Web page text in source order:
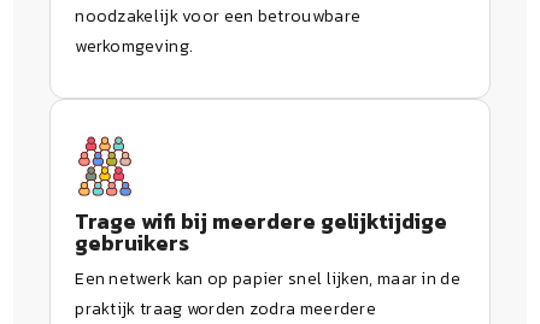
noodzakelijk voor een betrouwbare
werkomgeving.
Trage wifi bij meerdere gelijktijdige
gebruikers
Een netwerk kan op papier snel lijken, maar in de
praktijk traag worden zodra meerdere